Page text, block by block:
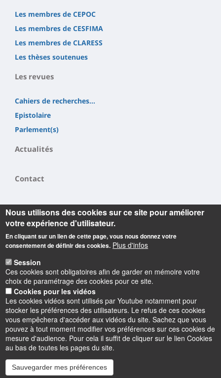
Les membres de CEPOC
Les membres de CESFIMA
Les membres de CLARESS
Les thèses soutenues
Les revues
Cahiers de recherches...
Epistolaire
Parlement(s)
Actualités
Contact
Informations
Actuellement dirigé par Gabriele VICKERMANN-
RIBÉMONT, le laboratoire POLEN (POuvoirs, LEttres,
Normes) a une vocation fortement pluridisciplinaire
puisqu'il regroupe littéraires, historiens, historiens du
droit, civilisationnistes, linguistes et anthropologues.
InstagramLinkedInYoutube
Nous utilisons des cookies sur ce site pour améliorer
votre expérience d'utilisateur.
En cliquant sur un lien de cette page, vous nous donnez votre
consentement de définir des cookies. Plus d'infos
Session
Ces cookies sont obligatoires afin de garder en mémoire votre
choix de paramétrage des cookies pour ce site.
Cookies pour les vidéos
Les cookies vidéos sont utilisés par Youtube notamment pour
stocker les préférences des utilisateurs. Le refus de ces cookies
vous empêchera d'accéder aux vidéos du site. Sachez que vous
pouvez à tout moment modifier vos préférences sur ces cookies de
mesure d'audience. Pour cela il suffit de cliquer sur le lien Cookies
au bas de toutes les pages du site.
Sauvegarder mes préférences